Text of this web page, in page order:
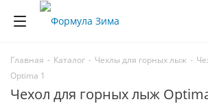
Главная - Каталог - Чехлы для горных лыж -
Optima 1
Чехол для горных лыж